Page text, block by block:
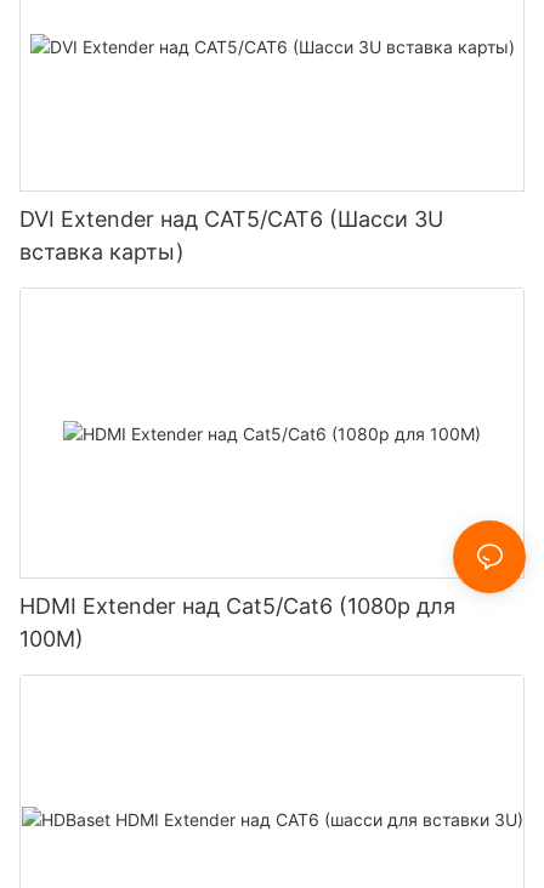
DVI Extender над CAT5/CAT6 (Шасси 3U
вставка карты)
HDMI Extender над Cat5/Cat6 (1080p для
100M)